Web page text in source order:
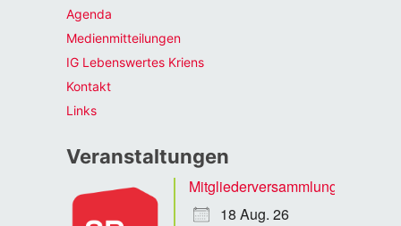
Agenda
Medienmitteilungen
IG Lebenswertes Kriens
Kontakt
Links
Veranstaltungen
Mitgliederversammlung
18 Aug. 26